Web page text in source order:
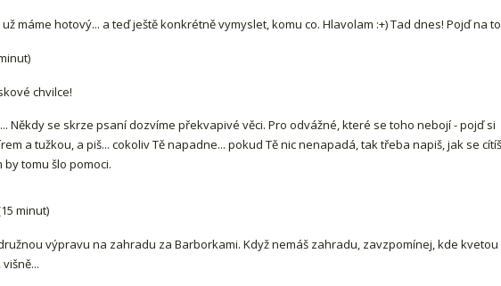
máme hotový... a teď ještě konkrétně vymyslet, komu co. Hlavolam :+) Tad dnes! Pojď na to
chvilce!
Někdy se skrze psaní dozvíme překvapivé věci. Pro odvážné, které se toho nebojí - pojď si
a tužkou, a piš... cokoliv Tě napadne... pokud Tě nic nenapadá, tak třeba napiš, jak se
by tomu šlo pomoci.
minut)
výpravu na zahradu za Barborkami. Když nemáš zahradu, zavzpomínej, kde kvetou